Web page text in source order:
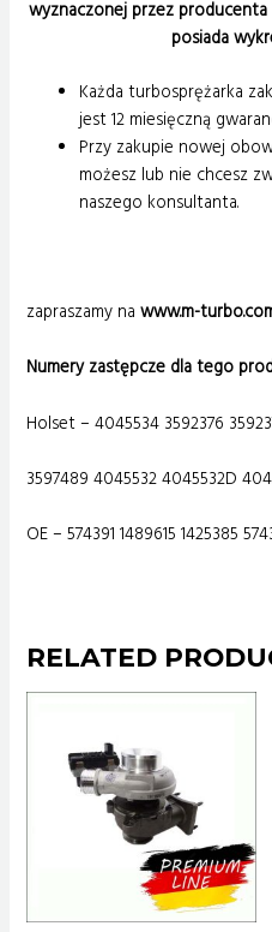
wyznaczonej przez producenta
posiada
Każda turbosprężarka
jest 12 miesięczną
Przy zakupie nowej
możesz lub nie chcesz
naszego konsultanta.
zapraszamy nawww.m-
Numery zastępcze dla tego
Holset – 4045534 3592376
3597489 4045532 4045532D
OE – 574391 1489615 1425385
RELATED